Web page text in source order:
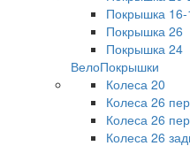
Покрышка 16-
Покрышка 26
Покрышка 24
ВелоПокрышки
Колеса 20
Колеса 26
Колеса 26
Колеса 26